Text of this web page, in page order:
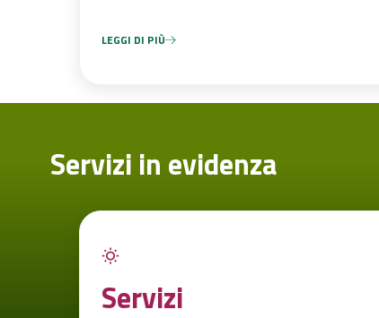
LEGGI DI PIÙ
Servizi in evidenza
Servizi